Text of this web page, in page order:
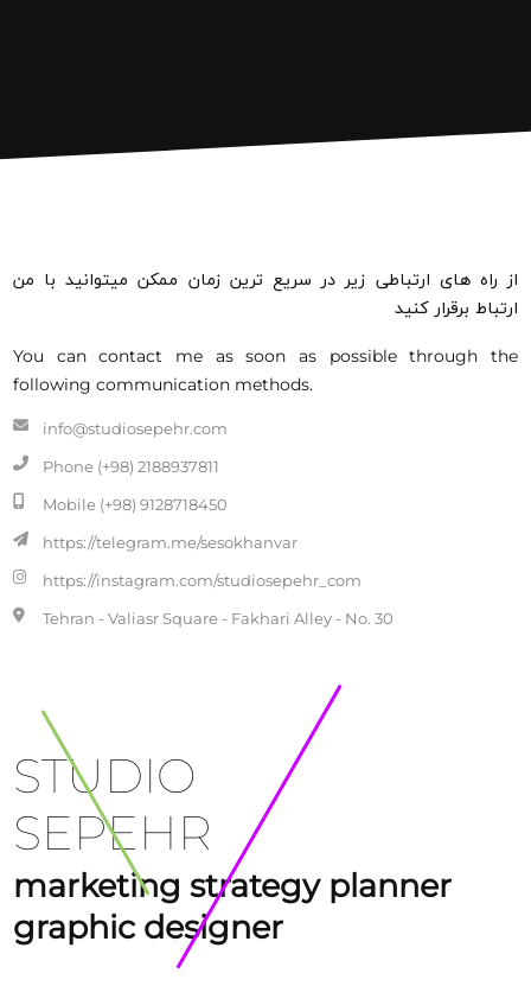
از راه های ارتباطی زیر در سریع ترین زمان ممکن میتوانید با من
ارتباط برقرار کنید
You can contact me as soon as possible through the
following communication methods.
info@studiosepehr.com
Phone (+98) 2188937811
Mobile (+98) 9128718450
https://telegram.me/sesokhanvar
https://instagram.com/studiosepehr_com
Tehran - Valiasr Square - Fakhari Alley - No. 30
STUDIO
SEPEHR
marketing strategy planner
graphic designer